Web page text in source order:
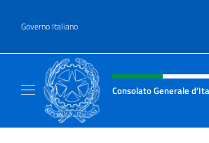
Governo Italiano
Intestazione sito,
Consolato Generale